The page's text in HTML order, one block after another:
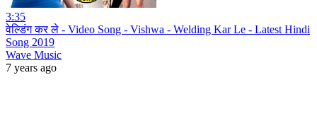
3:35
वेल्डिंग कर ले - Video Song - Vishwa - Welding Kar Le - Latest Hindi
Song 2019
Wave Music
7 years ago